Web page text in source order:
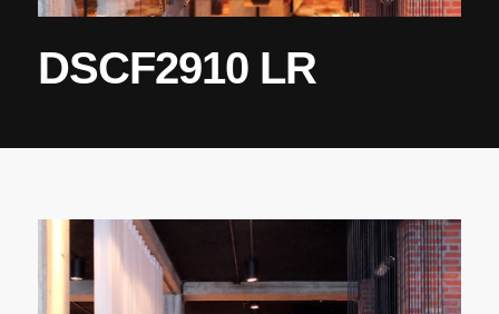
DSCF2910 LR